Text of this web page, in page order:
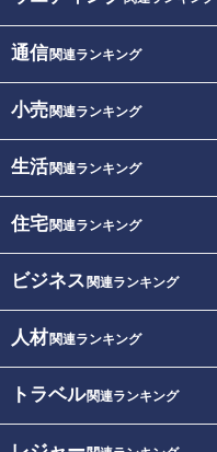
通信関連ランキング
小売関連ランキング
生活関連ランキング
住宅関連ランキング
ビジネス 関連ランキング
人材関連ランキング
トラベル関連ランキング